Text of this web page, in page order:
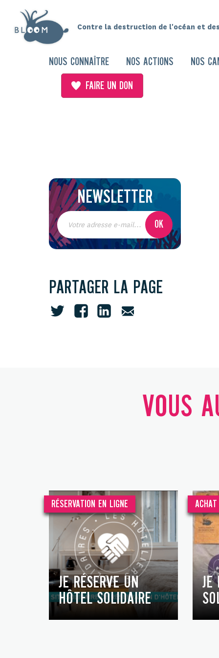
Contre la destruction de l'océan et
NOUS CONNAÎTRE NOS ACTIONS NOS
FAIRE UN DON
NEWSLETTER
PARTAGER LA PAGE
VOUS
RÉSERVATION EN LIGNE
JE RÉSERVE UN
HÔTEL SOLIDAIRE
JE